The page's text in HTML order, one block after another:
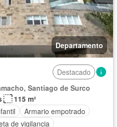
Departamento
Destacado
Santiago de Surco
115 m²
Armario empotrado
de vigilancia